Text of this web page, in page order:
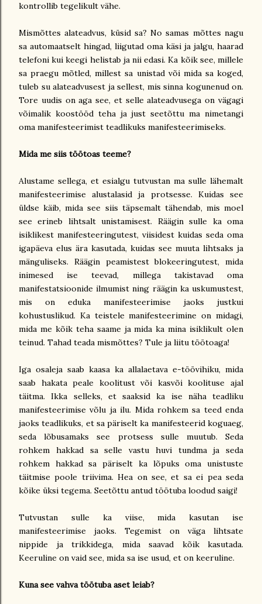
kontrollib tegelikult vähe.
Mismõttes alateadvus, küsid sa? No samas mõttes nagu
sa automaatselt hingad, liigutad oma käsi ja jalgu, haarad
telefoni kui keegi helistab ja nii edasi. Ka kõik see, millele
sa praegu mõtled, millest sa unistad või mida sa koged,
tuleb su alateadvusest ja sellest, mis sinna kogunenud on.
Tore uudis on aga see, et selle alateadvusega on vägagi
võimalik koostööd teha ja just seetõttu ma nimetangi
oma manifesteerimist teadlikuks manifesteerimiseks.
Mida me siis töötoas teeme?
Alustame sellega, et esialgu tutvustan ma sulle lähemalt
manifesteerimise alustalasid ja protsesse. Kuidas see
üldse käib, mida see siis täpsemalt tähendab, mis moel
see erineb lihtsalt unistamisest. Räägin sulle ka oma
isiklikest manifesteeringutest, viisidest kuidas seda oma
igapäeva elus ära kasutada, kuidas see muuta lihtsaks ja
mänguliseks. Räägin peamistest blokeeringutest, mida
inimesed ise teevad, millega takistavad oma
manifestatsioonide ilmumist ning räägin ka uskumustest,
mis on eduka manifesteerimise jaoks justkui
kohustuslikud. Ka teistele manifesteerimine on midagi,
mida me kõik teha saame ja mida ka mina isiklikult olen
teinud. Tahad teada mismõttes? Tule ja liitu töötoaga!
Iga osaleja saab kaasa ka allalaetava e-töövihiku, mida
saab hakata peale koolitust või kasvõi koolituse ajal
täitma. Ikka selleks, et saaksid ka ise näha teadliku
manifesteerimise võlu ja ilu. Mida rohkem sa teed enda
jaoks teadlikuks, et sa päriselt ka manifesteerid koguaeg,
seda lõbusamaks see protsess sulle muutub. Seda
rohkem hakkad sa selle vastu huvi tundma ja seda
rohkem hakkad sa päriselt ka lõpuks oma unistuste
täitmise poole triivima. Hea on see, et sa ei pea seda
kõike üksi tegema. Seetõttu antud töötuba loodud saigi!
Tutvustan sulle ka viise, mida kasutan ise
manifesteerimise jaoks. Tegemist on väga lihtsate
nippide ja trikkidega, mida saavad kõik kasutada.
Keeruline on vaid see, mida sa ise usud, et on keeruline.
Kuna see vahva töötuba aset leiab?